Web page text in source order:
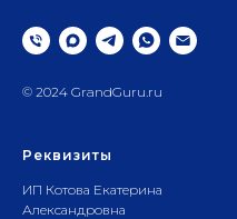
© 2024 GrandGuru.ru
Реквизиты
ИП Котова Екатерина
Александровна